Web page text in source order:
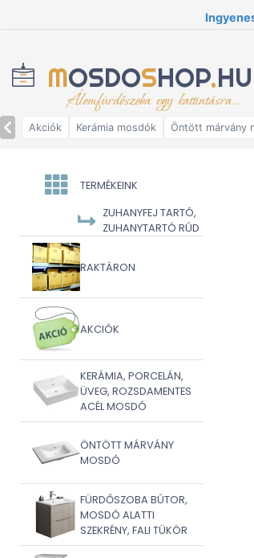
MOSDOSHOP.HU
Álomfürdőszoba egy kattintásra...
Akciók Kerámia mosdók Öntött márvány
TERMÉKEINK
ZUHANYFEJ TARTÓ,
ZUHANYTARTÓ RÚD
RAKTÁRON
AKCIÓK
KERÁMIA, PORCELÁN,
ÜVEG, ROZSDAMENTES
ACÉL MOSDÓ
ÖNTÖTT MÁRVÁNY
MOSDÓ
FÜRDŐSZOBA BÚTOR,
MOSDÓ ALATTI
SZEKRÉNY, FALI TÜKÖR